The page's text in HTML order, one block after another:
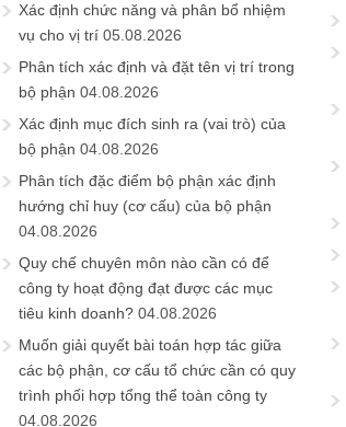
Xác định chức năng và phân bổ nhiệm
vụ cho vị trí 05.08.2026
Phân tích xác định và đặt tên vị trí trong
bộ phận 04.08.2026
Xác định mục đích sinh ra (vai trò) của
bộ phận 04.08.2026
Phân tích đặc điểm bộ phận xác định
hướng chỉ huy (cơ cấu) của bộ phận
04.08.2026
Quy chế chuyên môn nào cần có để
công ty hoạt động đạt được các mục
tiêu kinh doanh? 04.08.2026
Muốn giải quyết bài toán hợp tác giữa
các bộ phận, cơ cấu tổ chức cần có quy
trình phối hợp tổng thể toàn công ty
04.08.2026